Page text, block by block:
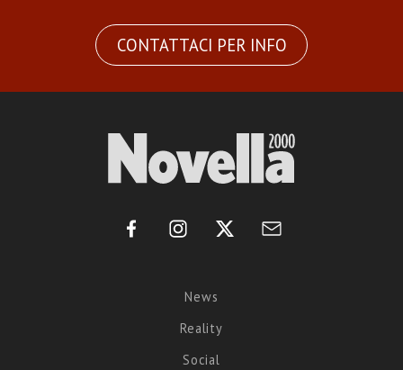
CONTATTACI PER INFO
News
Reality
Social